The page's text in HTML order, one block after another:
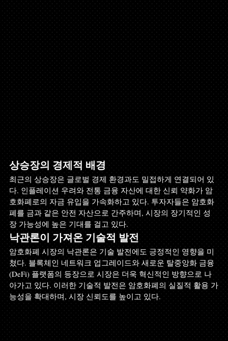
상승장의 경제적 배경
최근의 상승장은 글로벌 경제 환경과도 밀접하게 연결되어 있
다. 인플레이션 우려와 전통 금융 자산에 대한 신뢰 약화가 암
호화폐로의 자금 유입을 가속화하고 있다. 투자자들은 암호화
폐를 금과 같은 안전 자산으로 간주하며, 시장의 장기적인 성
장 가능성에 높은 기대를 걸고 있다.
낙관론이 가져온 기술적 발전
암호화폐 시장의 낙관론은 기술 발전에도 긍정적인 영향을 미
쳤다. 블록체인 네트워크 업그레이드와 새로운 탈중앙화 금융
(DeFi) 플랫폼의 등장으로 시장은 더욱 혁신적인 방향으로 나
아가고 있다. 이러한 기술적 발전은 암호화폐의 실질적 활용 가
능성을 확대하며, 시장 신뢰도를 높이고 있다.